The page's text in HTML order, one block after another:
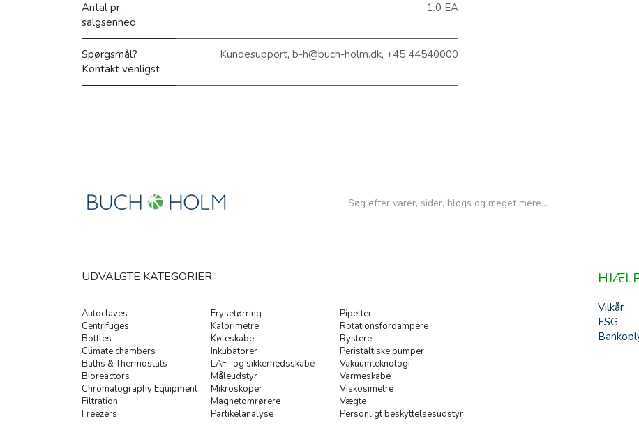
Antal pr.
salgsenhed
1.0 EA
Spørgsmål?
Kontakt venligst
Kundesupport, b-h@buch-holm.dk, +45 44540000
Autoclaves
Centrifuges
Bottles
Climate chambers
Baths & Thermostats
Bioreactors
Chromatography Equipment
Filtration
Freezers
Frysetørring
Kalorimetre
Køleskabe
Inkubatorer
LAF- og sikkerhedsskabe
Måleudstyr
Mikroskoper
Magnetomrørere
Partikelanalyse
Pipetter
Rotationsfordampere
Rystere
Peristaltiske pumper
Vakuumteknologi
Varmeskabe
Viskosimetre
Vægte
Personligt beskyttelsesudstyr
UDVALGTE KATEGORIER
Vilkår
ESG